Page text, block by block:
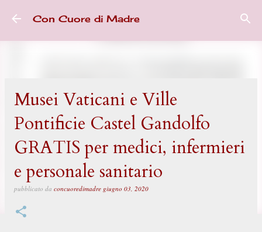
Passa ai contenuti principali
Con Cuore di Madre
Musei Vaticani e Ville
Pontificie Castel Gandolfo
GRATIS per medici, infermieri
e personale sanitario
pubblicato da concuoredimadre giugno 03, 2020